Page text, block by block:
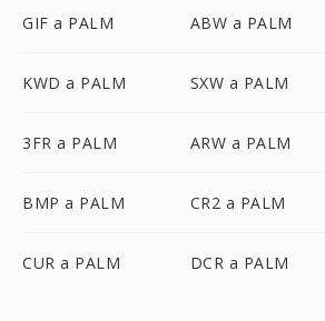
GIF a PALM ABW a PALM
KWD a PALM SXW a PALM
3FR a PALM ARW a PALM
BMP a PALM CR2 a PALM
CUR a PALM DCR a PALM